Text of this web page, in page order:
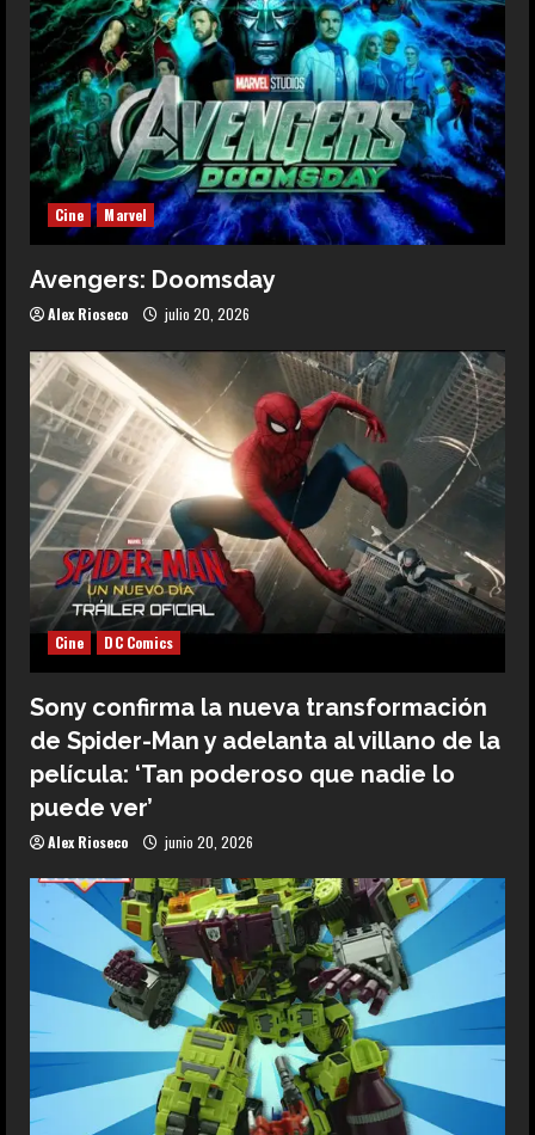
Cine Marvel
Avengers: Doomsday
Alex Rioseco julio 20, 2026
Cine DC Comics
Sony confirma la nueva transformación
de Spider-Man y adelanta al villano de la
película: ‘Tan poderoso que nadie lo
puede ver’
Alex Rioseco junio 20, 2026